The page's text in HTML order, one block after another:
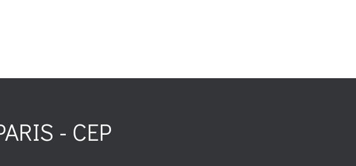
- CEP